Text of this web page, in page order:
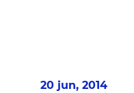
20 jun, 2014